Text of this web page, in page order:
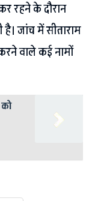
रहने के दौरान
जांच में सीताराम
वाले कई नामों